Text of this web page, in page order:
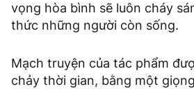
vọng hòa bình sẽ luôn cháy
thức những người còn sống.
Mạch truyện của tác phẩm
chảy thời gian, bằng một